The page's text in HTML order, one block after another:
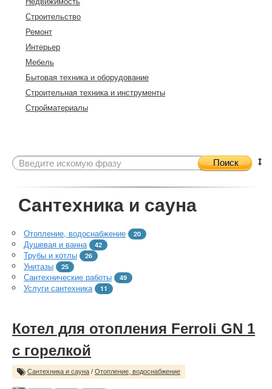
Строительство
Ремонт
Интерьер
Мебель
Бытовая техника и оборудование
Строительная техника и инструменты
Стройматериалы
Поиск
Сантехника и сауна
Отопление, водоснабжение 20
Душевая и ванна 42
Трубы и котлы 26
Унитазы 25
Сантехнические работы 49
Услуги сантехника 11
Котел для отопления Ferroli GN 1
с горелкой
Сантехника и сауна / Отопление, водоснабжение